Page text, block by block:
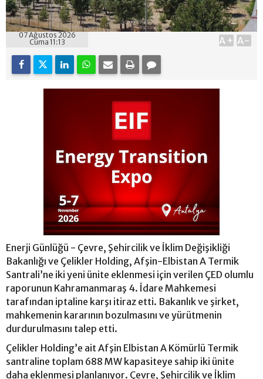
07 Ağustos 2026
Cuma 11:13
A+ A-
Enerji Günlüğü - Çevre, Şehircilik ve İklim Değişikliği
Bakanlığı ve Çelikler Holding, Afşin-Elbistan A Termik
Santrali’ne iki yeni ünite eklenmesi için verilen ÇED olumlu
raporunun Kahramanmaraş 4. İdare Mahkemesi
tarafından iptaline karşı itiraz etti. Bakanlık ve şirket,
mahkemenin kararının bozulmasını ve yürütmenin
durdurulmasını talep etti.
Çelikler Holding’e ait Afşin Elbistan A Kömürlü Termik
santraline toplam 688 MW kapasiteye sahip iki ünite
daha eklenmesi planlanıyor. Çevre, Şehircilik ve İklim